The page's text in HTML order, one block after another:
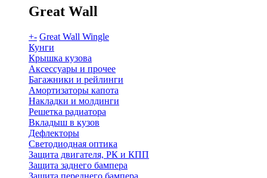
Great Wall
+- Great Wall Wingle
Кунги
Крышка кузова
Аксессуары и прочее
Багажники и рейлинги
Амортизаторы капота
Накладки и молдинги
Решетка радиатора
Вкладыш в кузов
Дефлекторы
Светодиодная оптика
Защита двигателя, РК и КПП
Защита заднего бампера
Защита переднего бампера